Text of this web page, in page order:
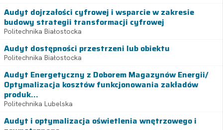
Audyt dojrzałości cyfrowej i wsparcie w zakresie
budowy strategii transformacji cyfrowej
Politechnika Białostocka
Audyt dostępności przestrzeni lub obiektu
Politechnika Białostocka
Audyt Energetyczny z Doborem Magazynów Energii/
Optymalizacja kosztów funkcjonowania zakładów
produk...
Politechnika Lubelska
Audyt i optymalizacja oświetlenia wnętrzowego i